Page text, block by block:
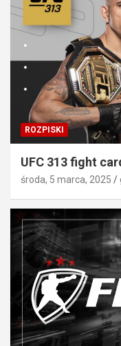
ROZPISKI
UFC 313 fight
środa, 5 marca, 2025